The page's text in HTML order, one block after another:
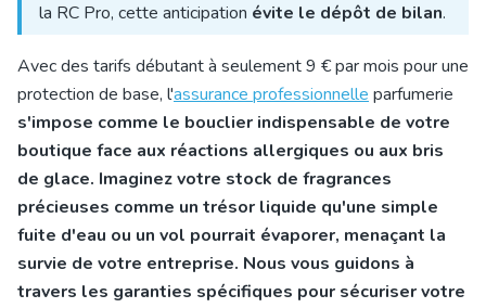
la RC Pro, cette anticipation évite le dépôt de bilan.
Avec des tarifs débutant à seulement 9 € par mois pour une
protection de base, l'assurance professionnelle parfumerie
s'impose comme le bouclier indispensable de votre
boutique face aux réactions allergiques ou aux bris
de glace. Imaginez votre stock de fragrances
précieuses comme un trésor liquide qu'une simple
fuite d'eau ou un vol pourrait évaporer, menaçant la
survie de votre entreprise. Nous vous guidons à
travers les garanties spécifiques pour sécuriser votre